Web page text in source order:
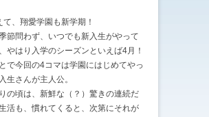
て、翔愛学園も新学期！
節問わず、いつでも新入生がやって
やはり入学のシーズンといえば4月！
で今回の4コマは学園にはじめてやっ
生さんが主人公。
の頃は、新鮮な（？）驚きの連続だ
活も、慣れてくると、次第にそれが